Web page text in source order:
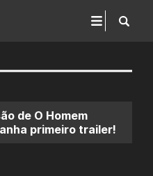
de O Homem
primeiro trailer!